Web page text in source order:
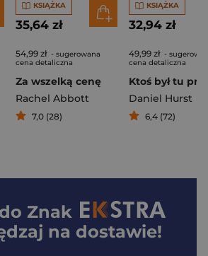
KSIĄŻKA
35,64 zł
54,99 zł - sugerowana
cena detaliczna
Za wszelką cenę
Rachel Abbott
7,0 (28)
KSIĄŻKA
32,94 zł
49,99 zł -
cena detaliczna
Daniel Hurst
6,4 (72)
Znak
na dostawie!